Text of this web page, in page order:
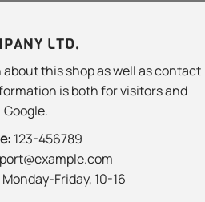
LTD.
this shop as well as contact
is both for visitors and
Google.
123-456789
Monday-Friday, 10-16